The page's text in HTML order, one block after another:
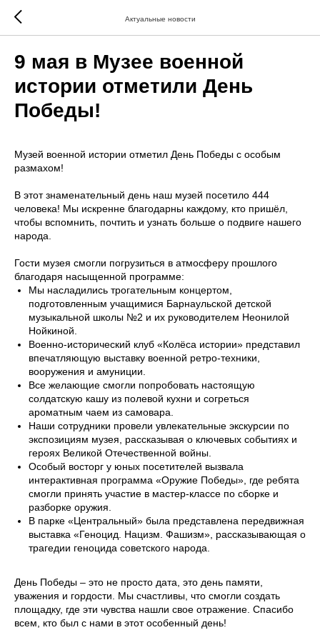
Актуальные новости
9 мая в Музее военной
истории отметили День
Победы!
Музей военной истории отметил День Победы с особым
размахом!
В этот знаменательный день наш музей посетило 444
человека! Мы искренне благодарны каждому, кто пришёл,
чтобы вспомнить, почтить и узнать больше о подвиге нашего
народа.
Гости музея смогли погрузиться в атмосферу прошлого
благодаря насыщенной программе:
Мы насладились трогательным концертом,
подготовленным учащимися Барнаульской детской
музыкальной школы №2 и их руководителем Неонилой
Нойкиной.
Военно-исторический клуб «Колёса истории» представил
впечатляющую выставку военной ретро-техники,
вооружения и амуниции.
Все желающие смогли попробовать настоящую
солдатскую кашу из полевой кухни и согреться
ароматным чаем из самовара.
Наши сотрудники провели увлекательные экскурсии по
экспозициям музея, рассказывая о ключевых событиях и
героях Великой Отечественной войны.
Особый восторг у юных посетителей вызвала
интерактивная программа «Оружие Победы», где ребята
смогли принять участие в мастер-классе по сборке и
разборке оружия.
В парке «Центральный» была представлена передвижная
выставка «Геноцид. Нацизм. Фашизм», рассказывающая о
трагедии геноцида советского народа.
День Победы – это не просто дата, это день памяти,
уважения и гордости. Мы счастливы, что смогли создать
площадку, где эти чувства нашли свое отражение. Спасибо
всем, кто был с нами в этот особенный день!